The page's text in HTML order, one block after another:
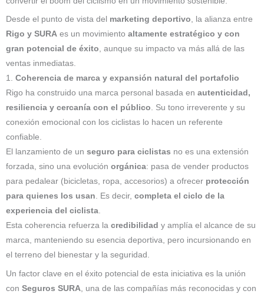
Desde el punto de vista del marketing deportivo, la alianza entre
Rigo y SURA es un movimiento altamente estratégico y con
gran potencial de éxito, aunque su impacto va más allá de las
ventas inmediatas.
1. Coherencia de marca y expansión natural del portafolio
Rigo ha construido una marca personal basada en autenticidad,
resiliencia y cercanía con el público. Su tono irreverente y su
conexión emocional con los ciclistas lo hacen un referente
confiable.
El lanzamiento de un seguro para ciclistas no es una extensión
forzada, sino una evolución orgánica: pasa de vender productos
para pedalear (bicicletas, ropa, accesorios) a ofrecer protección
para quienes los usan. Es decir, completa el ciclo de la
experiencia del ciclista.
Esta coherencia refuerza la credibilidad y amplía el alcance de su
marca, manteniendo su esencia deportiva, pero incursionando en
el terreno del bienestar y la seguridad.
Un factor clave en el éxito potencial de esta iniciativa es la unión
con Seguros SURA, una de las compañías más reconocidas y con